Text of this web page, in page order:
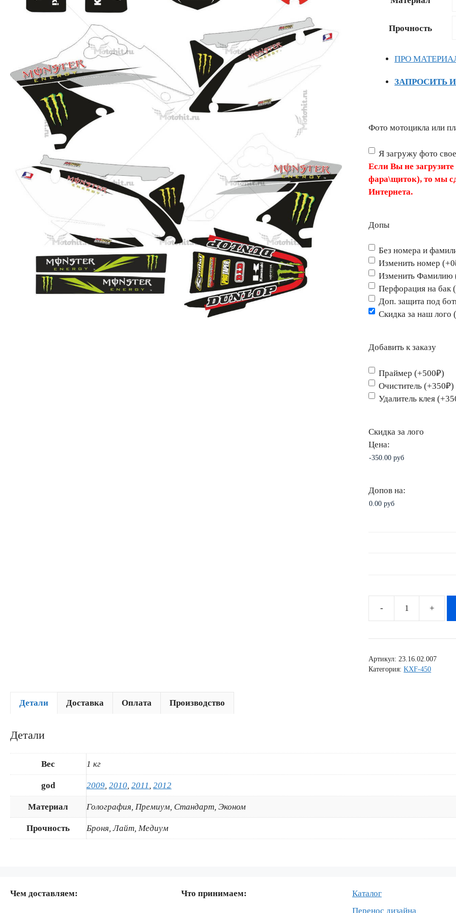
–
Прочность
ПРО
ЗАПРОСИТЬ
Фото мотоцикла или
Я загружу фото
Если Вы не
фара\щиток), то мы
Интернета.
Допы
Без номера и
Изменить номер
Изменить Фамилию
Перфорация на бак
Доп. защита под
Скидка за наш лого
Добавить к заказу
Праймер (+500₽)
Очиститель (+350₽)
Удалитель клея
Скидка за лого
Цена:
Допов на:
Количество
Комплект
Kawasaki
Артикул: 23.16.02.007
Категория:KXF-450
Детали Доставка Оплата Производство
Детали
Вес 1 кг
god 2009, 2010, 2011, 2012
Материал Голография, Премиум, Стандарт, Эконом
Прочность Броня, Лайт, Медиум
Чем доставляем: Что принимаем:
Каталог
Перенос дизайна